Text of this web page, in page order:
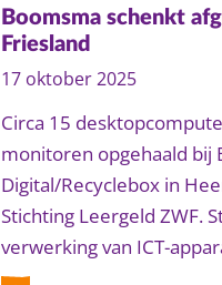
Boomsma schenkt
Friesland
17 oktober 2025
Circa 15
monitoren opgehaald bij
Digital/Recyclebox in
Stichting Leergeld ZWF.
verwerking van ICT-